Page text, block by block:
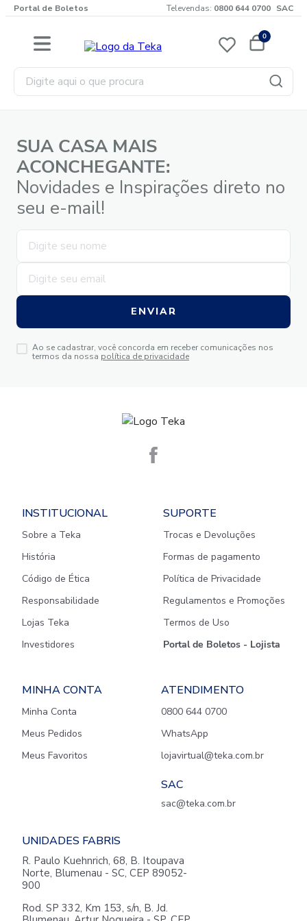
Portal de Boletos Televendas: 0800 644 0700 SAC
0
Digite aqui o que procura
SUA CASA MAIS
ACONCHEGANTE:
Novidades e Inspirações direto no
seu e-mail!
ENVIAR
Ao se cadastrar, você concorda em receber comunicações nos
termos da nossa política de privacidade
INSTITUCIONAL
Sobre a Teka
História
Código de Ética
Responsabilidade
Lojas Teka
Investidores
SUPORTE
Trocas e Devoluções
Formas de pagamento
Política de Privacidade
Regulamentos e Promoções
Termos de Uso
Portal de Boletos - Lojista
MINHA CONTA
Minha Conta
Meus Pedidos
Meus Favoritos
ATENDIMENTO
0800 644 0700
WhatsApp
lojavirtual@teka.com.br
SAC
sac@teka.com.br
UNIDADES FABRIS
R. Paulo Kuehnrich, 68, B. Itoupava
Norte, Blumenau - SC, CEP 89052-
900
Rod. SP 332, Km 153, s/n, B. Jd.